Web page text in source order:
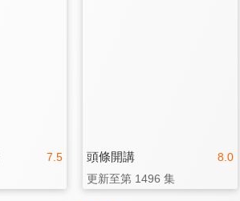
7.5 8.0
頭條開講
更新至第 1496 集